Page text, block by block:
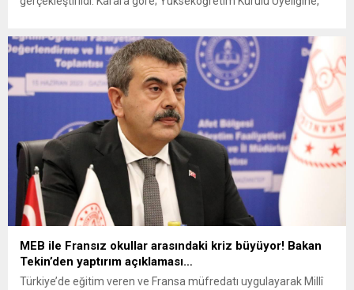
Anadolu Üniversitesi Rektörlüğüne Prof. Dr. Fuat Erdal, Nevşehir
Hacı Bektaş Veli Üniversitesi Rektörlüğü görevine yeniden
mevcut rektör...
MEB ile Fransız okullar arasındaki kriz büyüyor! Bakan
Tekin’den yaptırım açıklaması…
Türkiye’de eğitim veren ve Fransa müfredatı uygulayarak Millî